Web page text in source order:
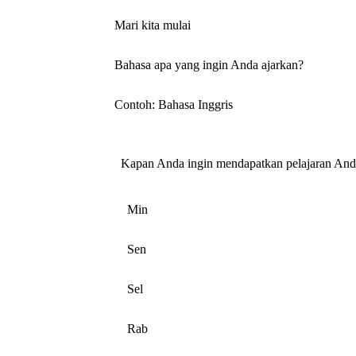
Mari kita mulai
Bahasa apa yang ingin Anda ajarkan?
Contoh: Bahasa Inggris
Kapan Anda ingin mendapatkan pelajaran
Min
Sen
Sel
Rab